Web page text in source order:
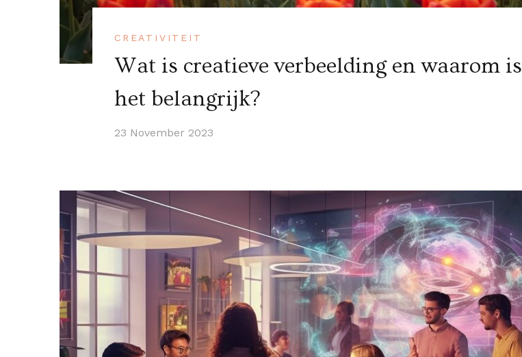
CREATIVITEIT
Wat is creatieve verbeelding en waarom is
het belangrijk?
23 November 2023